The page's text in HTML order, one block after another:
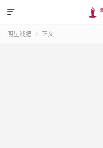

明星減肥  正文